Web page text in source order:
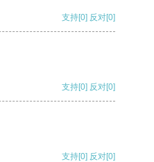
支持[0] 反对[0]
支持[0] 反对[0]
支持[0] 反对[0]